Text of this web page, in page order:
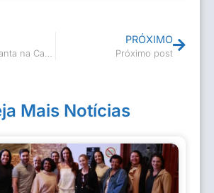
PRÓXIMO
Próximo post
Mais Notícias